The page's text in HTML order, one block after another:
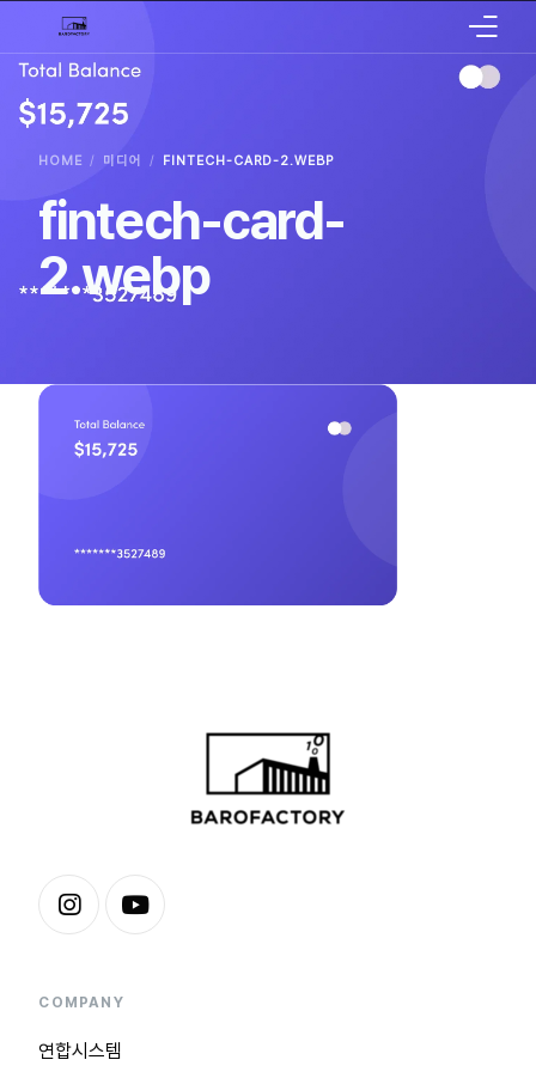
HOME 미디어 FINTECH-CARD-2.WEBP
fintech-card-
2.webp
COMPANY
연합시스템
서비스 소개
설치안내
문의하기